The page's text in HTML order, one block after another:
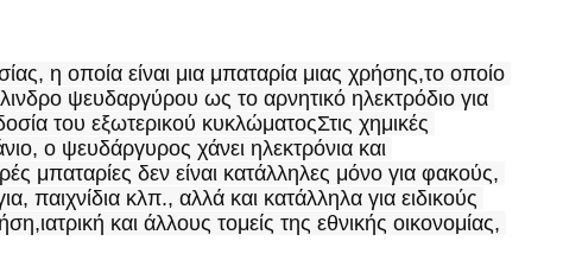
η οποία είναι μια μπαταρία μιας χρήσης,το οποίο
ψευδαργύρου ως το αρνητικό ηλεκτρόδιο για
του εξωτερικού κυκλώματοςΣτις χημικές
ο ψευδάργυρος χάνει ηλεκτρόνια και
μπαταρίες δεν είναι κατάλληλες μόνο για φακούς,
κλπ., αλλά και κατάλληλα για ειδικούς
και άλλους τομείς της εθνικής οικονομίας,